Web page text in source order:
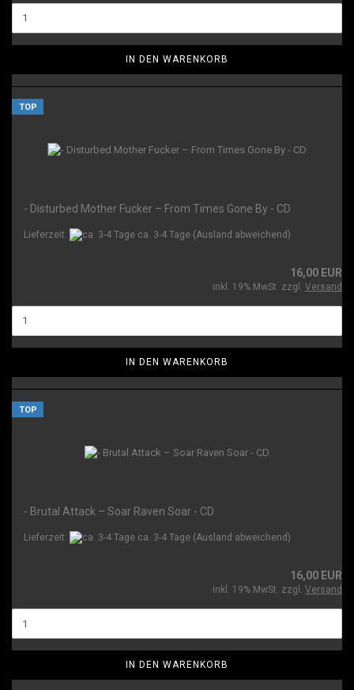
IN DEN WARENKORB
TOP
- Disturbed Mother Fucker – From Times Gone By - CD
Lieferzeit: ca. 3-4 Tage (Ausland abweichend)
16,00 EUR
inkl. 19% MwSt. zzgl. Versand
IN DEN WARENKORB
TOP
- Brutal Attack – Soar Raven Soar - CD
Lieferzeit: ca. 3-4 Tage (Ausland abweichend)
16,00 EUR
inkl. 19% MwSt. zzgl. Versand
IN DEN WARENKORB